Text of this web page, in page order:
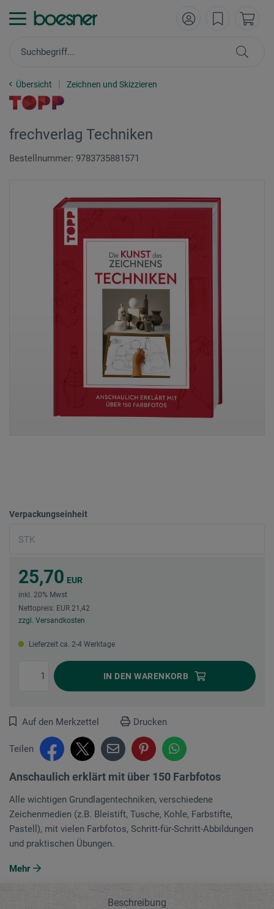
Übersicht Zeichnen und Skizzieren
frechverlag Techniken
Bestellnummer: 9783735881571
Verpackungseinheit
25,70 EUR
inkl. 20% Mwst
Nettopreis: EUR 21,42
zzgl. Versandkosten
Lieferzeit ca. 2-4 Werktage
IN DEN WARENKORB
Auf den Merkzettel Drucken
Teilen
Anschaulich erklärt mit über 150 Farbfotos
Alle wichtigen Grundlagentechniken, verschiedene
Zeichenmedien (z.B. Bleistift, Tusche, Kohle, Farbstifte,
Pastell), mit vielen Farbfotos, Schritt-für-Schritt-Abbildungen
und praktischen Übungen.
Mehr
Beschreibung